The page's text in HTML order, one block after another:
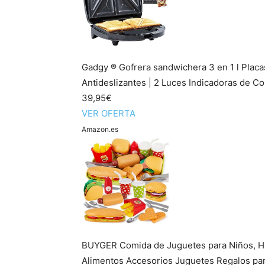
Gadgy ® Gofrera sandwichera 3 en 1 l
Antideslizantes | 2 Luces Indicadoras de
39,95€
VER OFERTA
Amazon.es
BUYGER Comida de Juguetes para Niños,
Alimentos Accesorios Juguetes Regalos